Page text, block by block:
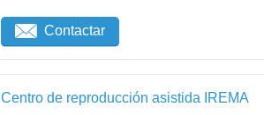
Contactar
Centro de reproducción asistida IREMA